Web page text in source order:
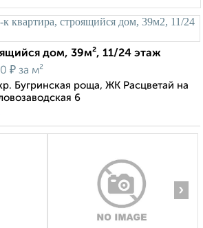
дом, 39м², 11/24 этаж
₽ за м²
Бугринская роща, ЖК Расцветай на
6
›